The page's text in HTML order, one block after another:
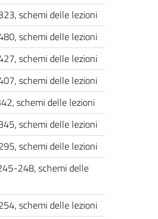
schemi delle lezioni
schemi delle lezioni
schemi delle lezioni
schemi delle lezioni
schemi delle lezioni
schemi delle lezioni
schemi delle lezioni
248, schemi delle
schemi delle lezioni